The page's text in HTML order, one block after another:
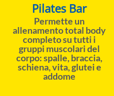
Pilates Bar
Permette un
allenamento total body
completo su tutti i
gruppi muscolari del
corpo: spalle, braccia,
schiena, vita, glutei e
addome